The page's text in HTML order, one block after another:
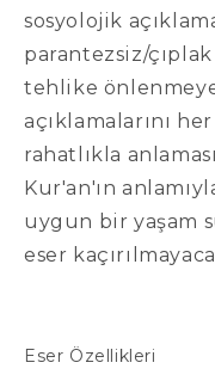
sosyolojik
parantezsiz/
tehlike önlenmeye
açıklamalarını
rahatlıkla
Kur'an'ın
uygun bir yaşam
eser
Eser Özellikleri